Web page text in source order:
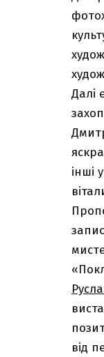
Далі
інші
від